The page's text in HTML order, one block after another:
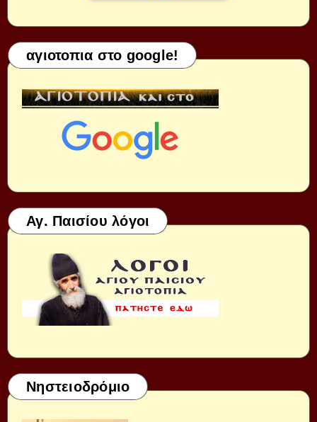
αγιοτοπια στο google!
Αγ. Παισίου λόγοι
Νηστειοδρόμιο